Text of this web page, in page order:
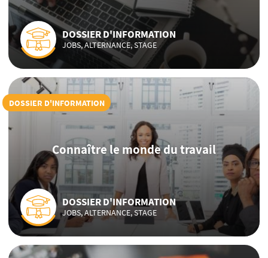
DOSSIER D'INFORMATION
JOBS, ALTERNANCE, STAGE
DOSSIER D'INFORMATION
Connaître le monde du travail
DOSSIER D'INFORMATION
JOBS, ALTERNANCE, STAGE